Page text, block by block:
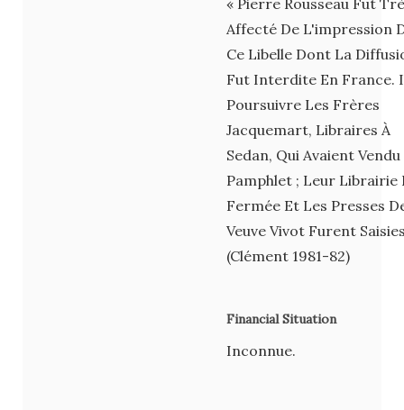
Affecté De L'impression
Ce Libelle Dont La
Fut Interdite En France.
Poursuivre Les Frères
Jacquemart, Libraires À
Sedan, Qui Avaient Vendu
Pamphlet ; Leur Librairie
Fermée Et Les Presses
Veuve Vivot Furent
(Clément 1981-82)
Financial Situation
Inconnue.